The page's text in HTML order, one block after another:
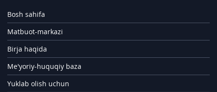
Bosh sahifa
Matbuot-markazi
Birja haqida
Me'yoriy-huquqiy baza
Yuklab olish uchun